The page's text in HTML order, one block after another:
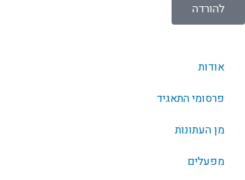
להורדה
אודות
פרסומי התאגיד
מן העתונות
מפעלים